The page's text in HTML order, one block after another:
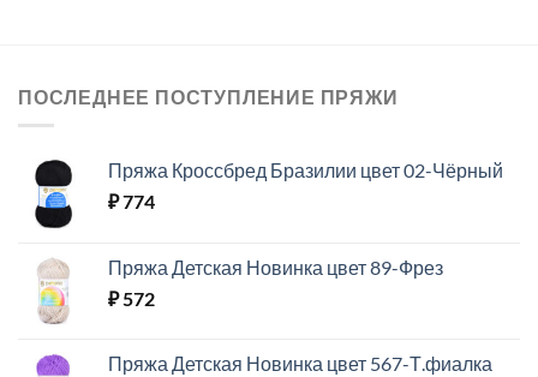
ПОСЛЕДНЕЕ ПОСТУПЛЕНИЕ ПРЯЖИ
Пряжа Кроссбред Бразилии цвет 02-Чёрный
₽774
Пряжа Детская Новинка цвет 89-Фрез
₽572
Пряжа Детская Новинка цвет 567-Т.фиалка